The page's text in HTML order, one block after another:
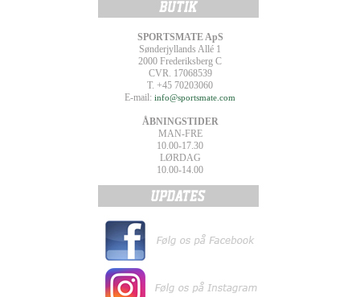
SPORTSMATE ApS
Sønderjyllands Allé 1
2000 Frederiksberg C
CVR. 17068539
T. +45 70203060
E-mail: info@sportsmate.com
ÅBNINGSTIDER
MAN-FRE
10.00-17.30
LØRDAG
10.00-14.00